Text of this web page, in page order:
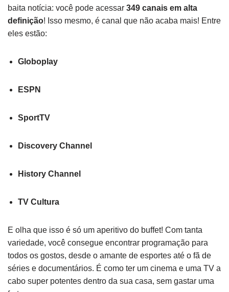
baita notícia: você pode acessar 349 canais em alta
definição! Isso mesmo, é canal que não acaba mais! Entre
eles estão:
Globoplay
ESPN
SportTV
Discovery Channel
History Channel
TV Cultura
E olha que isso é só um aperitivo do buffet! Com tanta
variedade, você consegue encontrar programação para
todos os gostos, desde o amante de esportes até o fã de
séries e documentários. É como ter um cinema e uma TV a
cabo super potentes dentro da sua casa, sem gastar uma